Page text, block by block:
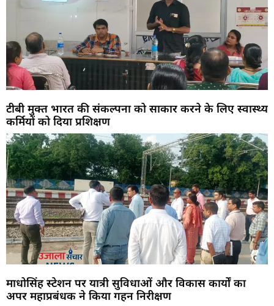
टीबी मुक्त भारत की संकल्पना को साकार करने के लिए स्वास्थ्य
कर्मियों को दिया प्रशिक्षण
माधोसिंह स्टेशन पर यात्री सुविधाओं और विकास कार्यों का
अपर महाप्रबंधक ने किया गहन निरीक्षण